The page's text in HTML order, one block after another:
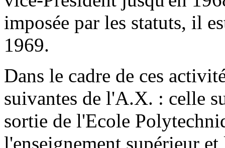
imposée par les statuts, il
1969.
Dans le cadre de ces
suivantes de l'A.X. : celle
sortie de l'Ecole
l'enseignement supérieur